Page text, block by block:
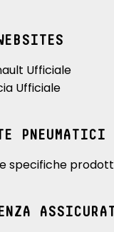
Ufficiale
Ufficiale
PNEUMATICI
specifiche